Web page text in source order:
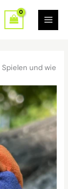
und wie